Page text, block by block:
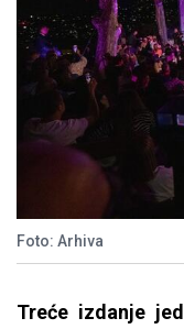
Foto: Arhiva
Treće izdanje